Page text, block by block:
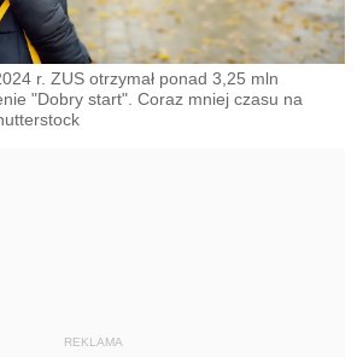
r. ZUS otrzymał ponad 3,25 mln
"Dobry start". Coraz mniej czasu na